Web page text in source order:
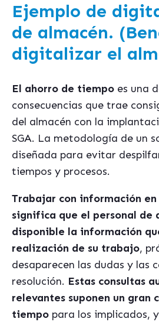
Ejemplo de
de almacén.
digitalizar el
El ahorro de tiempo es una
consecuencias que trae
del almacén con la
SGA. La metodología de un
diseñada para evitar
tiempos y procesos.
Trabajar con información
significa que el personal de
disponible la información
realización de su trabajo,
desaparecen las dudas y las
resolución. Estas consultas
relevantes suponen un gran
tiempo para los implicados,